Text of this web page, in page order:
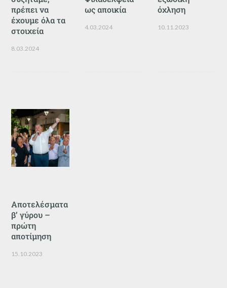
πρέπει να
έχουμε όλα τα
στοιχεία
8.03.2024
ως αποικία
4.03.2024
όχληση
10.11.2023
Αποτελέσματα
β’ γύρου –
πρώτη
αποτίμηση
15.10.2023